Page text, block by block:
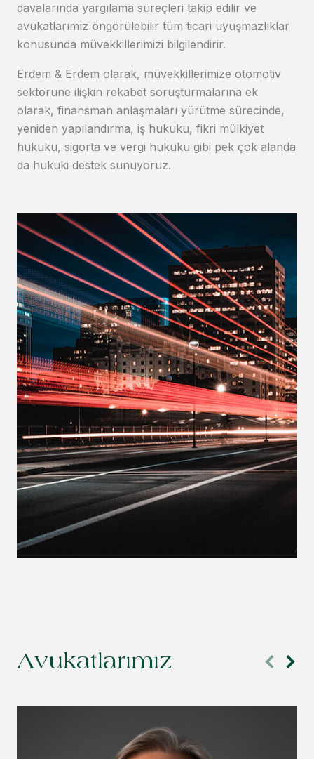
davalarında yargılama süreçleri takip edilir ve
avukatlarımız öngörülebilir tüm ticari uyuşmazlıklar
konusunda müvekkillerimizi bilgilendirir.
Erdem & Erdem olarak, müvekkillerimize otomotiv
sektörüne ilişkin rekabet soruşturmalarına ek
olarak, finansman anlaşmaları yürütme sürecinde,
yeniden yapılandırma, iş hukuku, fikri mülkiyet
hukuku, sigorta ve vergi hukuku gibi pek çok alanda
da hukuki destek sunuyoruz.
Avukatlarımız